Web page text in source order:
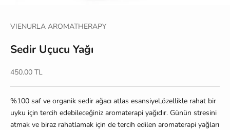
VIENURLA AROMATHERAPY
Sedir Uçucu Yağı
İndirimli fiyat
450.00 TL
%100 saf ve organik sedir ağacı atlas esansiyel,özellikle rahat bir
uyku için tercih edebileceğiniz aromaterapi yağıdır. Günün stresini
atmak ve biraz rahatlamak için de tercih edilen aromaterapi yağları